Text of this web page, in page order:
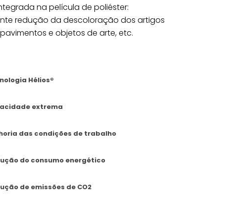
na película de poliéster:
redução da descoloração dos artigos
e objetos de arte, etc.
Hélios®
extrema
das condições de trabalho
do consumo energético
de emissões de CO2